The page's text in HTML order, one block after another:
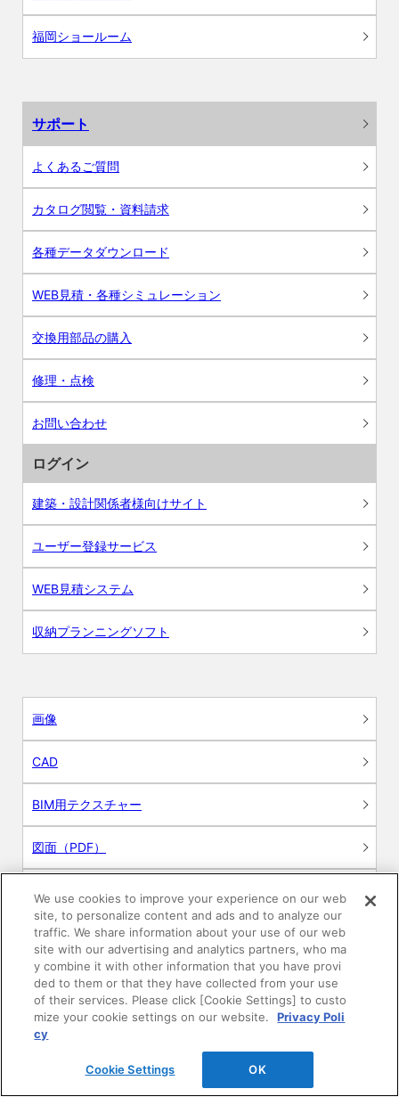
福岡ショールーム
サポート
よくあるご質問
カタログ閲覧・資料請求
各種データダウンロード
WEB見積・各種シミュレーション
交換用部品の購入
修理・点検
お問い合わせ
ログイン
建築・設計関係者様向けサイト
ユーザー登録サービス
WEB見積システム
収納プランニングソフト
画像
CAD
BIM用テクスチャー
図面（PDF）
施工・取扱説明書
動画
シミュレーションツール
24時間換気システム〈エアスマート〉
簡易設計見積ソフト
We use cookies to improve your experience on our web
site, to personalize content and ads and to analyze our
traffic. We share information about your use of our web
site with our advertising and analytics partners, who ma
y combine it with other information that you have provi
ded to them or that they have collected from your use
of their services. Please click [Cookie Settings] to custo
mize your cookie settings on our website.
Privacy Poli
cy
Cookie Settings OK